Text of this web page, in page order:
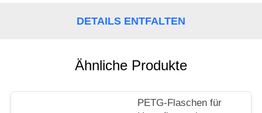
NACHRICHT
ANGEBOT
DETAILS ENTFALTEN
Ähnliche Produkte
PETG-Flaschen für